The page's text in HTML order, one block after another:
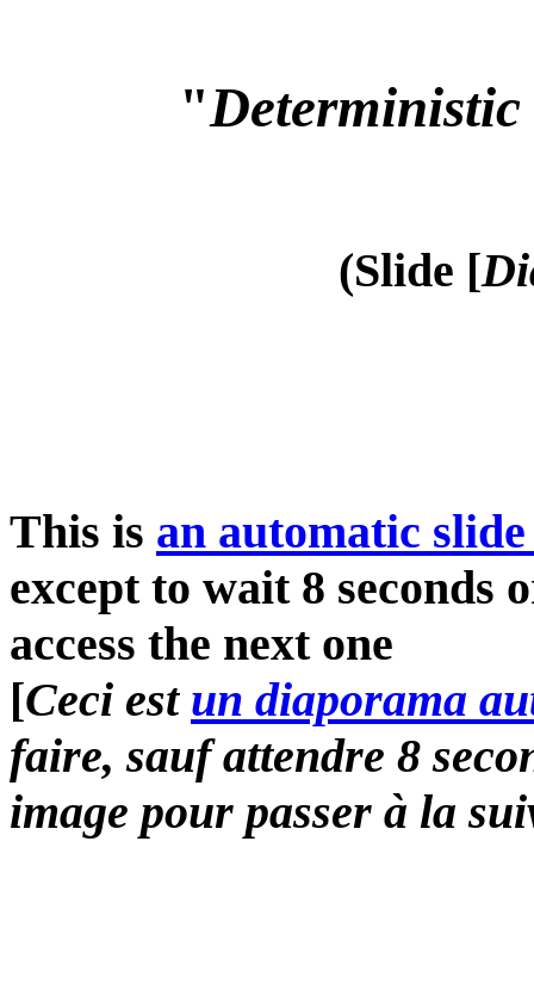
"Deterministic
(Slide [
This is an automatic slide
except to wait 8 seconds
access the next one
[Ceci est un diaporama
faire, sauf attendre 8
image pour passer à la